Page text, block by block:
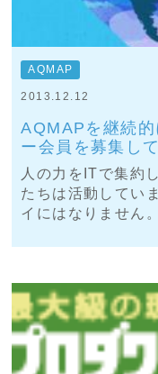
AQMAP
2013.12.12
AQMAPを継続
ー会員を募集し
人の力をITで集約
たちは活動してい
イにはなりません